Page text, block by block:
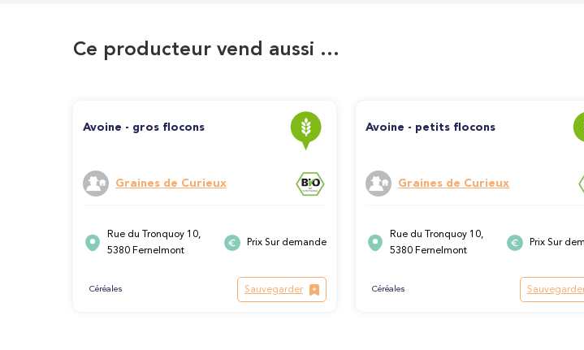
Ce producteur vend aussi …
Avoine - gros flocons
Graines de Curieux
Rue du Tronquoy 10,
5380 Fernelmont
Prix Sur demande
Céréales Sauvegarder
Avoine - petits flocons
Graines de Curieux
Rue du Tronquoy 10,
5380 Fernelmont
Prix Sur
Céréales